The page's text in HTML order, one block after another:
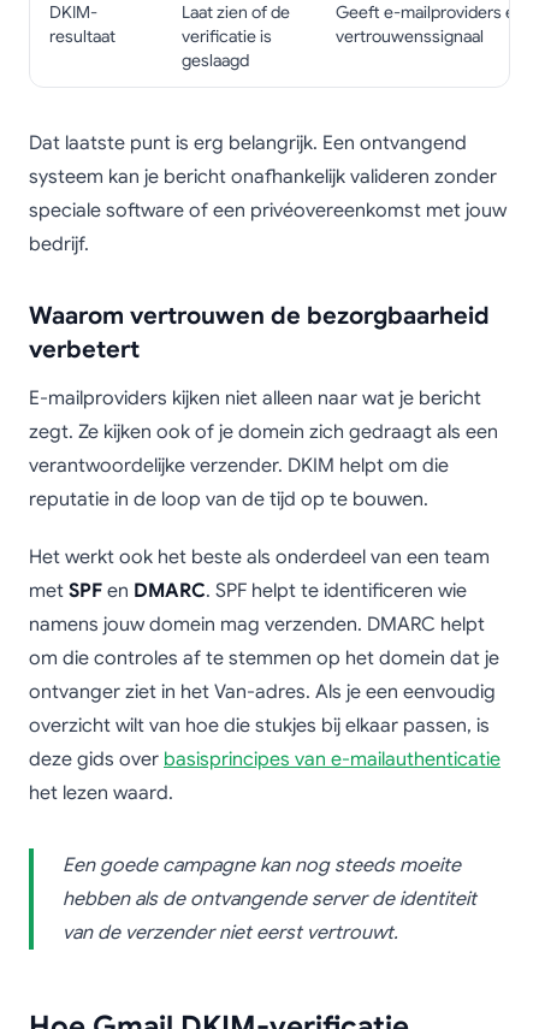
DKIM-
resultaat
Laat zien of de
verificatie is
geslaagd
Geeft e-mailproviders een
vertrouwenssignaal
Dat laatste punt is erg belangrijk. Een ontvangend
systeem kan je bericht onafhankelijk valideren zonder
speciale software of een privéovereenkomst met jouw
bedrijf.
Waarom vertrouwen de bezorgbaarheid
verbetert
E-mailproviders kijken niet alleen naar wat je bericht
zegt. Ze kijken ook of je domein zich gedraagt als een
verantwoordelijke verzender. DKIM helpt om die
reputatie in de loop van de tijd op te bouwen.
Het werkt ook het beste als onderdeel van een team
met SPF en DMARC. SPF helpt te identificeren wie
namens jouw domein mag verzenden. DMARC helpt
om die controles af te stemmen op het domein dat je
ontvanger ziet in het Van-adres. Als je een eenvoudig
overzicht wilt van hoe die stukjes bij elkaar passen, is
deze gids over basisprincipes van e-mailauthenticatie
het lezen waard.
Een goede campagne kan nog steeds moeite
hebben als de ontvangende server de identiteit
van de verzender niet eerst vertrouwt.